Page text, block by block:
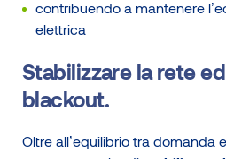
contribuendo a mantenere
elettrica
Stabilizzare la rete
blackout.
Oltre all’equilibrio tra domanda